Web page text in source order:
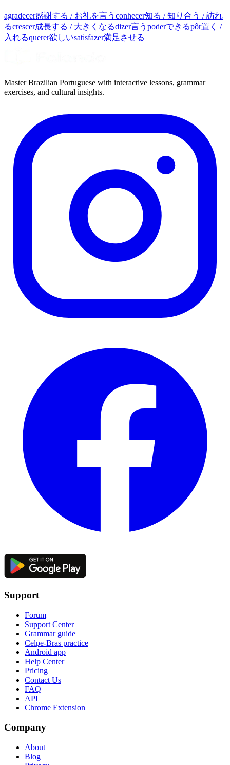
agradecer感謝する / お礼を言う conhecer知る / 知り合う / 訪れ
るcrescer成長する / 大きくなるdizer言う poderできるpôr置く /
入れるquerer欲しいsatisfazer満足させる
Master Brazilian Portuguese with interactive lessons, grammar
exercises, and cultural insights.
Support
Forum
Support Center
Grammar guide
Celpe-Bras practice
Android app
Help Center
Pricing
Contact Us
FAQ
API
Chrome Extension
Company
About
Blog